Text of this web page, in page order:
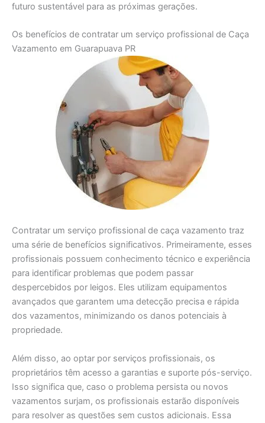
futuro sustentável para as próximas gerações.
Os benefícios de contratar um serviço profissional de Caça
Vazamento em Guarapuava PR
Contratar um serviço profissional de caça vazamento traz
uma série de benefícios significativos. Primeiramente, esses
profissionais possuem conhecimento técnico e experiência
para identificar problemas que podem passar
despercebidos por leigos. Eles utilizam equipamentos
avançados que garantem uma detecção precisa e rápida
dos vazamentos, minimizando os danos potenciais à
propriedade.
Além disso, ao optar por serviços profissionais, os
proprietários têm acesso a garantias e suporte pós-serviço.
Isso significa que, caso o problema persista ou novos
vazamentos surjam, os profissionais estarão disponíveis
para resolver as questões sem custos adicionais. Essa